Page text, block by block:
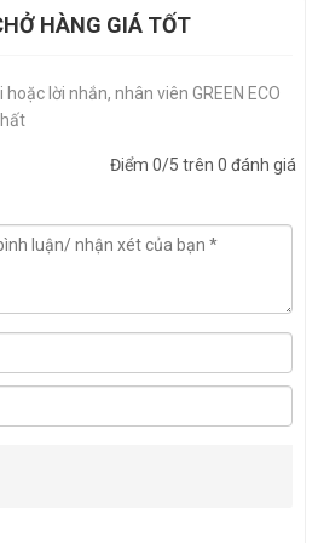
HÀNG GIÁ TỐT
lời nhắn, nhân viên GREEN ECO
Điểm 0/5 trên 0 đánh giá